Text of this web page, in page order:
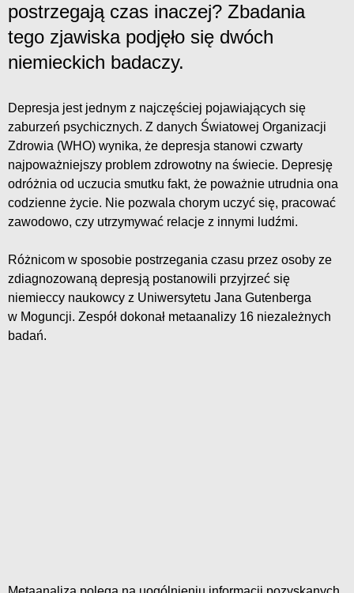
postrzegają czas inaczej? Zbadania
tego zjawiska podjęło się dwóch
niemieckich badaczy.
Depresja jest jednym z najczęściej pojawiających się
zaburzeń psychicznych. Z danych Światowej Organizacji
Zdrowia (WHO) wynika, że depresja stanowi czwarty
najpoważniejszy problem zdrowotny na świecie. Depresję
odróżnia od uczucia smutku fakt, że poważnie utrudnia ona
codzienne życie. Nie pozwala chorym uczyć się, pracować
zawodowo, czy utrzymywać relacje z innymi ludźmi.
Różnicom w sposobie postrzegania czasu przez osoby ze
zdiagnozowaną depresją postanowili przyjrzeć się
niemieccy naukowcy z Uniwersytetu Jana Gutenberga
w Moguncji. Zespół dokonał metaanalizy 16 niezależnych
badań.